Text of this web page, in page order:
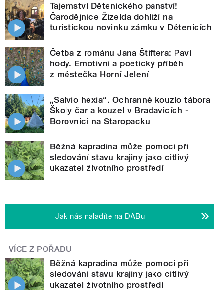
Tajemství Dětenického panství!
Čarodějnice Žizelda dohlíží na
turistickou novinku zámku v Dětenicích
Četba z románu Jana Štiftera: Paví
hody. Emotivní a poetický příběh
z městečka Horní Jelení
„Salvio hexia“. Ochranné kouzlo tábora
Školy čar a kouzel v Bradavicích -
Borovnici na Staropacku
Běžná kapradina může pomoci při
sledování stavu krajiny jako citlivý
ukazatel životního prostředí
Jak nás naladíte na DABu
VÍCE Z POŘADU
Běžná kapradina může pomoci při
sledování stavu krajiny jako citlivý
ukazatel životního prostředí